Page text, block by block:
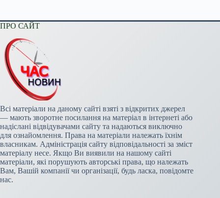
ПРО САЙТ
Всі матеріали на даному сайті взяті з відкритих джерел
— мають зворотне посилання на матеріал в інтернеті або
надіслані відвідувачами сайту та надаються виключно
для ознайомлення. Права на матеріали належать їхнім
власникам. Адміністрація сайту відповідальності за зміст
матеріалу несе. Якщо Ви виявили на нашому сайті
матеріали, які порушують авторські права, що належать
Вам, Вашій компанії чи організації, будь ласка, повідомте
нас.